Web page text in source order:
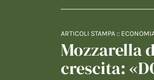
ARTICOLI STAMPA ::
Mozzarella
crescita: